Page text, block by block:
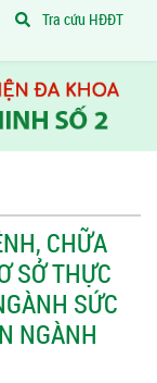
Tra cứu HĐĐT
CHỮA
SỞ THỰC
SỨC
NGÀNH